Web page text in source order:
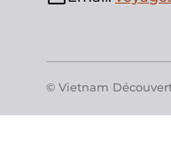
© Vietnam